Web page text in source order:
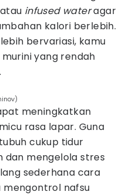
infused wateragar
kalori berlebih.
bervariasi, kamu
yang rendah
meningkatkan
rasa lapar. Guna
cukup tidur
dan mengelola stres
sederhana cara
nafsu